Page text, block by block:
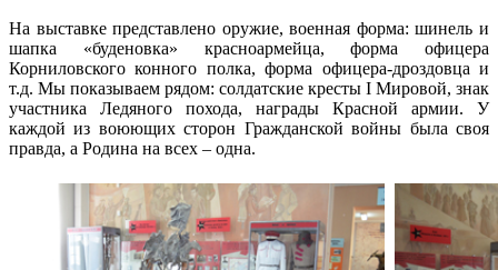
На выставке представлено оружие, военная форма: шинель и
шапка «буденовка» красноармейца, форма офицера
Корниловского конного полка, форма офицера-дроздовца и
т.д. Мы показываем рядом: солдатские кресты I Мировой, знак
участника Ледяного похода, награды Красной армии. У
каждой из воюющих сторон Гражданской войны была своя
правда, а Родина на всех – одна.